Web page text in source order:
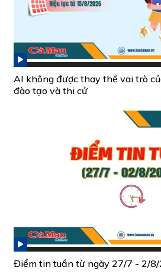
AI không được thay thế vai trò
đào tạo và thi cử
Điểm tin tuần từ ngày 27/7 - 2/